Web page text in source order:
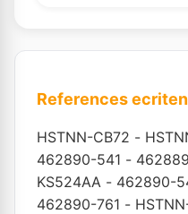
References
HSTNN-CB72 -
462890-541 -
KS524AA - 462890-
462890-761 -